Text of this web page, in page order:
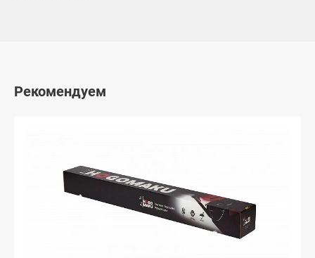
Oracal 641
Плёнка монтажная Oratape
ПЭТ листовой
Рекомендуем